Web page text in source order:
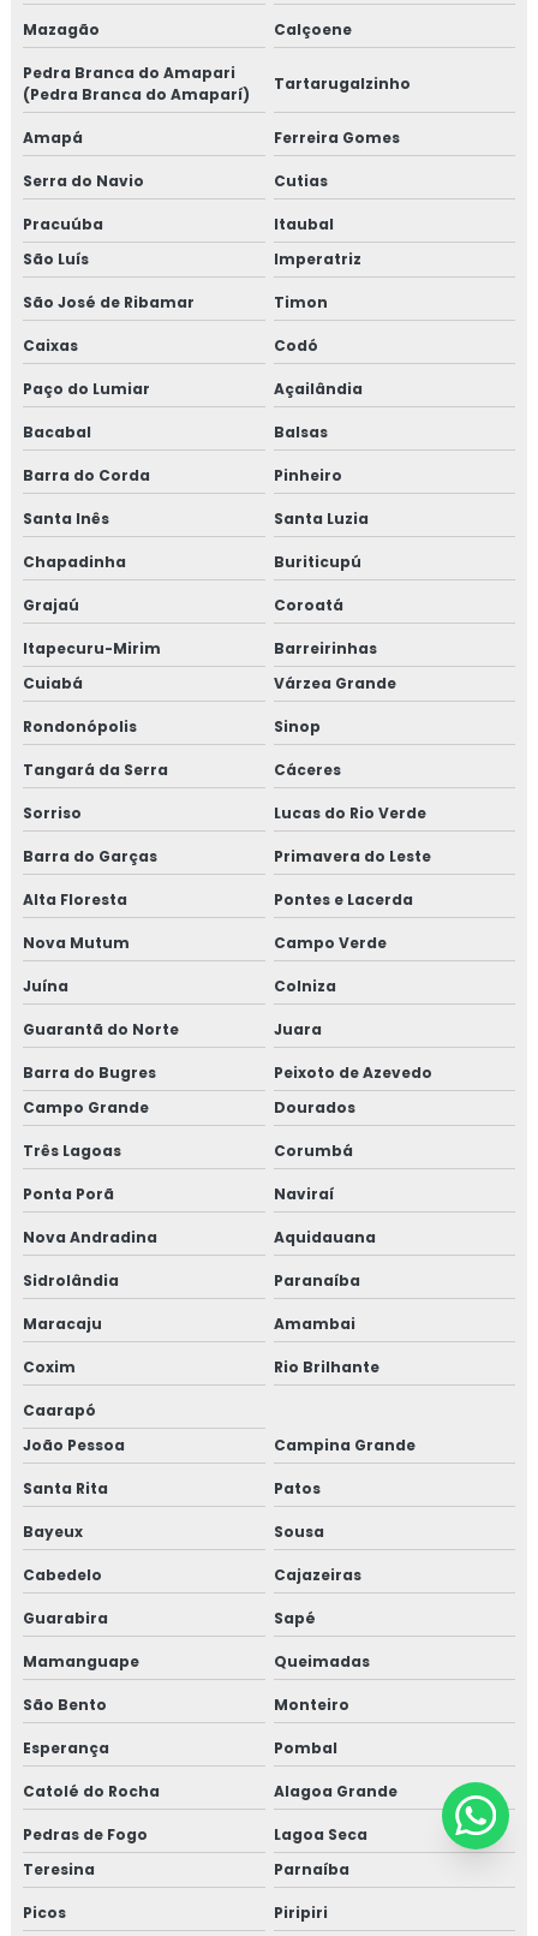
Mazagão Calçoene
Pedra Branca do Amapari
(Pedra Branca do Amaparí)
Tartarugalzinho
Amapá Ferreira Gomes
Serra do Navio Cutias
Pracuúba
Itaubal
São Luís
Imperatriz
São José de Ribamar Timon
Caixas Codó
Paço do Lumiar Açailândia
Bacabal Balsas
Barra do Corda Pinheiro
Santa Inês Santa Luzia
Chapadinha Buriticupú
Grajaú Coroatá
Itapecuru-Mirim
Barreirinhas
Cuiabá
Várzea Grande
Rondonópolis Sinop
Tangará da Serra Cáceres
Sorriso Lucas do Rio Verde
Barra do Garças Primavera do Leste
Alta Floresta Pontes e Lacerda
Nova Mutum Campo Verde
Juína Colniza
Guarantã do Norte Juara
Barra do Bugres
Peixoto de Azevedo
Campo Grande
Dourados
Três Lagoas Corumbá
Ponta Porã Naviraí
Nova Andradina Aquidauana
Sidrolândia Paranaíba
Maracaju Amambai
Coxim Rio Brilhante
Caarapó
João Pessoa
Campina Grande
Santa Rita Patos
Bayeux Sousa
Cabedelo Cajazeiras
Guarabira Sapé
Mamanguape Queimadas
São Bento Monteiro
Esperança Pombal
Catolé do Rocha Alagoa Grande
Pedras de Fogo
Lagoa Seca
Teresina
Parnaíba
Picos Piripiri